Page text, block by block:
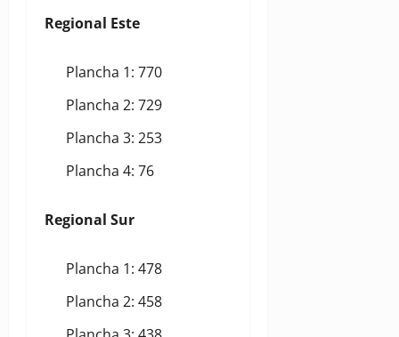
Regional Este
Plancha 1: 770
Plancha 2: 729
Plancha 3: 253
Plancha 4: 76
Regional Sur
Plancha 1: 478
Plancha 2: 458